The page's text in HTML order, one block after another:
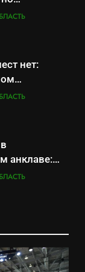
не всем
нет:
анклаве:
спирт «для
ВМФ
анклаве: